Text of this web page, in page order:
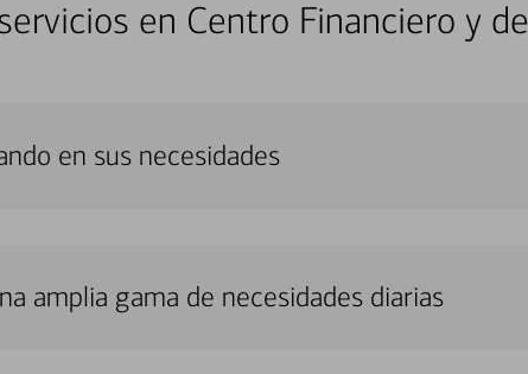
en Centro Financiero y
en sus necesidades
amplia gama de necesidades diarias